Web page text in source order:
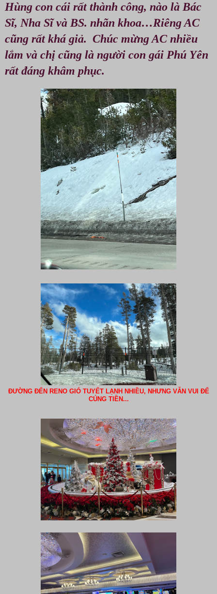
Hùng con cái rất thành công, nào là Bác
Sĩ, Nha Sĩ và BS. nhãn khoa…Riêng AC
cũng rất khá giả. Chúc mừng AC nhiều
lắm và chị cũng là người con gái Phú Yên
rất đáng khâm phục.
ĐƯỜNG ĐẾN RENO GIÓ TUYẾT LẠNH NHIỀU, NHƯNG VẪN VUI ĐỂ
CÚNG TIỀN...